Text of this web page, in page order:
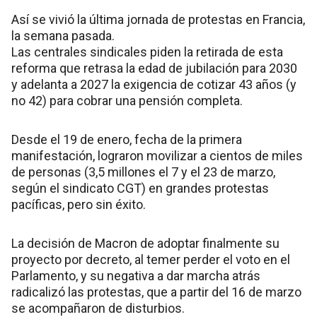
Así se vivió la última jornada de protestas en Francia,
la semana pasada.
Las centrales sindicales piden la retirada de esta
reforma que retrasa la edad de jubilación para 2030
y adelanta a 2027 la exigencia de cotizar 43 años (y
no 42) para cobrar una pensión completa.
Desde el 19 de enero, fecha de la primera
manifestación, lograron movilizar a cientos de miles
de personas (3,5 millones el 7 y el 23 de marzo,
según el sindicato CGT) en grandes protestas
pacíficas, pero sin éxito.
La decisión de Macron de adoptar finalmente su
proyecto por decreto, al temer perder el voto en el
Parlamento, y su negativa a dar marcha atrás
radicalizó las protestas, que a partir del 16 de marzo
se acompañaron de disturbios.